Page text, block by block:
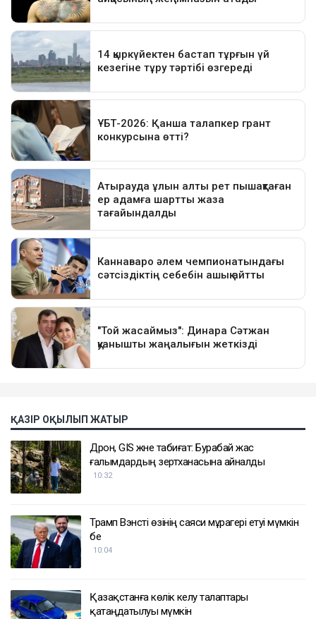
ҚАЗІР ОҚЫЛЫП ЖАТЫР
Дрон, GIS және табиғат: Бурабай жас
ғалымдардың зертханасына айналды
10:32
Трамп Вэнсті өзінің саяси мұрагері етуі мүмкін
бе
10:04
Қазақстанға көлік әкелу талаптары
қатаңдатылуы мүмкін